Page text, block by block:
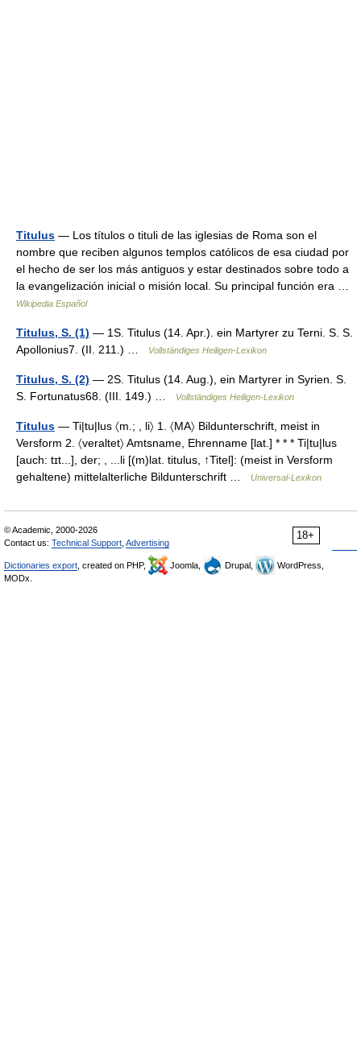
Titulus — Los títulos o tituli de las iglesias de Roma son el
nombre que reciben algunos templos católicos de esa ciudad por
el hecho de ser los más antiguos y estar destinados sobre todo a
la evangelización inicial o misión local. Su principal función era …
Wikipedia Español
Titulus, S. (1) — 1S. Titulus (14. Apr.). ein Martyrer zu Terni. S. S.
Apollonius7. (II. 211.) …
Vollständiges Heiligen-Lexikon
Titulus, S. (2) — 2S. Titulus (14. Aug.), ein Martyrer in Syrien. S.
S. Fortunatus68. (III. 149.) …
Vollständiges Heiligen-Lexikon
Titulus — Ti|tu|lus 〈m.; , li〉 1. 〈MA〉 Bildunterschrift, meist in
Versform 2. 〈veraltet〉 Amtsname, Ehrenname [lat.] * * * Ti|tu|lus
[auch: tɪt...], der; , ...li [(m)lat. titulus, ↑Titel]: (meist in Versform
gehaltene) mittelalterliche Bildunterschrift …
Universal-Lexikon
18+
© Academic, 2000-2026
Contact us: Technical Support Advertising
Dictionaries export , created on PHP, Joomla, Drupal,
WordPress,
MODx.